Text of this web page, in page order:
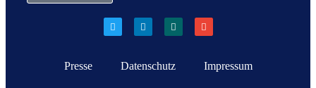
Presse Datenschutz Impressum